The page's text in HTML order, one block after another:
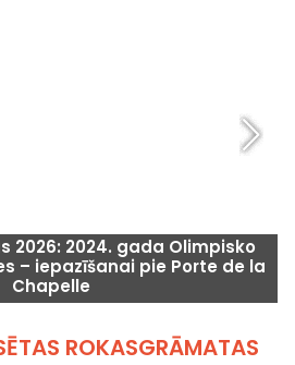
2026: 2024. gada Olimpisko
– iepazīšanai pie Porte de la
Chapelle
ROKASGRĀMATAS